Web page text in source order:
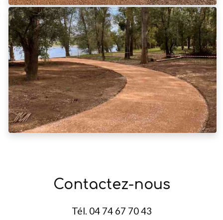
Contactez-nous
Tél. 04 74 67 70 43